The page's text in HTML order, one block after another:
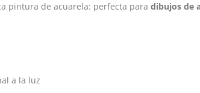
pintura de acuarela: perfecta para dibujos de
a la luz